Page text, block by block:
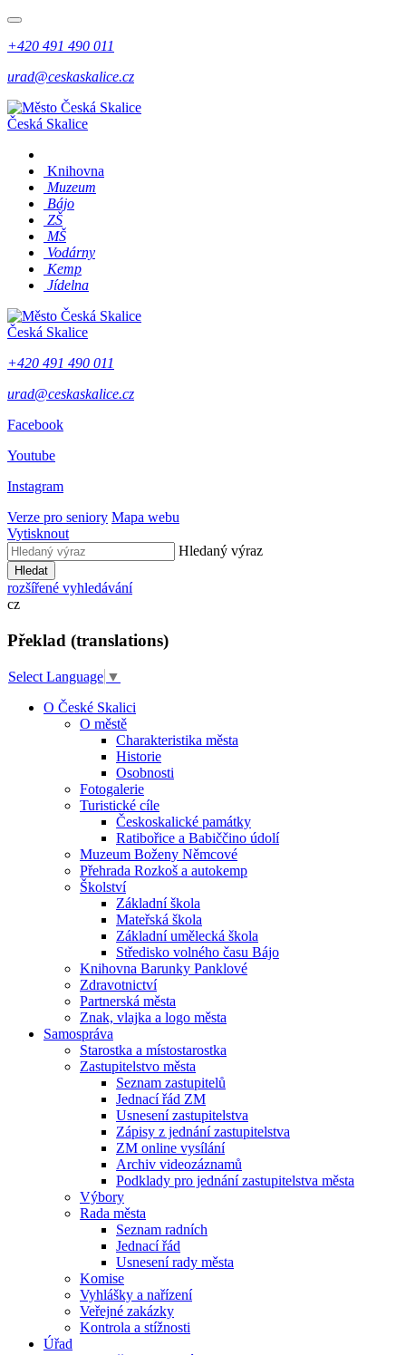
+420 491 490 011
urad@ceskaskalice.cz
Česká Skalice
Knihovna
Muzeum
Bájo
ZŠ
MŠ
Vodárny
Kemp
Jídelna
Česká Skalice
+420 491 490 011
urad@ceskaskalice.cz
Facebook
Youtube
Instagram
Verze pro seniory Mapa webu
Vytisknout
Hledaný výraz
Hledat
rozšířené vyhledávání
cz
Překlad (translations)
Select Language ▼
O České Skalici
O městě
Charakteristika města
Historie
Osobnosti
Fotogalerie
Turistické cíle
Českoskalické památky
Ratibořice a Babiččino údolí
Muzeum Boženy Němcové
Přehrada Rozkoš a autokemp
Školství
Základní škola
Mateřská škola
Základní umělecká škola
Středisko volného času Bájo
Knihovna Barunky Panklové
Zdravotnictví
Partnerská města
Znak, vlajka a logo města
Samospráva
Starostka a místostarostka
Zastupitelstvo města
Seznam zastupitelů
Jednací řád ZM
Usnesení zastupitelstva
Zápisy z jednání zastupitelstva
ZM online vysílání
Archiv videozáznamů
Podklady pro jednání zastupitelstva města
Výbory
Rada města
Seznam radních
Jednací řád
Usnesení rady města
Komise
Vyhlášky a nařízení
Veřejné zakázky
Kontrola a stížnosti
Úřad